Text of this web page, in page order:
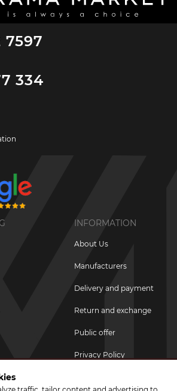
7597
334
INFORMATION
About Us
Manufacturers
Delivery and payment
Return and exchange
Public offer
Privacy Policy